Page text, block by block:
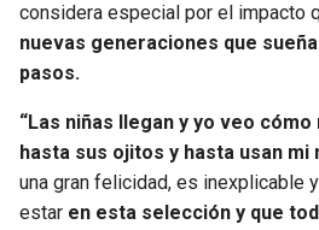
considera especial por el impacto
nuevas generaciones que
pasos.
“Las niñas llegan y yo veo
hasta sus ojitos y hasta usan mi
una gran felicidad, es inexplicable
estar en esta selección y que